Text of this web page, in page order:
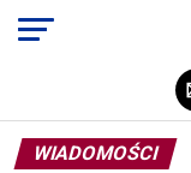
WIADOMOŚCI